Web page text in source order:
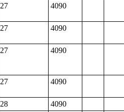
27 4090
27 4090
27 4090
27 4090
28 4090